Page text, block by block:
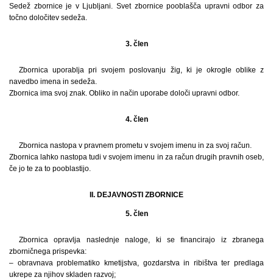
Sedež zbornice je v Ljubljani. Svet zbornice pooblašča upravni odbor za
točno določitev sedeža.
3. člen
Zbornica uporablja pri svojem poslovanju žig, ki je okrogle oblike z
navedbo imena in sedeža.
Zbornica ima svoj znak. Obliko in način uporabe določi upravni odbor.
4. člen
Zbornica nastopa v pravnem prometu v svojem imenu in za svoj račun.
Zbornica lahko nastopa tudi v svojem imenu in za račun drugih pravnih oseb,
če jo te za to pooblastijo.
II. DEJAVNOSTI ZBORNICE
5. člen
Zbornica opravlja naslednje naloge, ki se financirajo iz zbranega
zborničnega prispevka:
– obravnava problematiko kmetijstva, gozdarstva in ribištva ter predlaga
ukrepe za njihov skladen razvoj;